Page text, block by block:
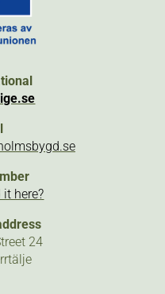
here?
24